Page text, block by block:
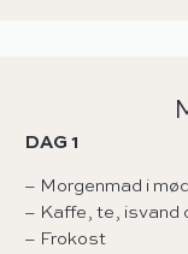
DAG 1
– Morgenmad i
– Kaffe, te, isvand
– Frokost